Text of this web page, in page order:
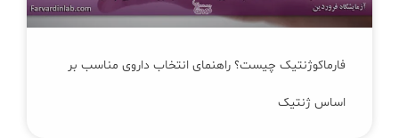
فارماکوژنتیک چیست؟ راهنمای انتخاب داروی مناسب بر
اساس ژنتیک